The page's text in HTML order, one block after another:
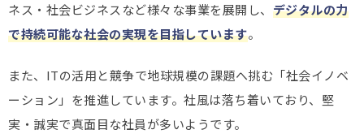
ネス・社会ビジネスなど様々な事業を展開し、 デジタルの力
で持続可能な社会の実現を目指しています。
また、ITの活用と競争で地球規模の課題へ挑む「社会イノベ
ーション」を推進しています。社風は落ち着いており、堅
実・誠実で真面目な社員が多いようです。